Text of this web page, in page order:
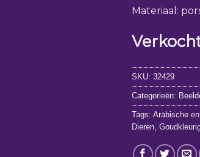
Materiaal:
SKU:32429
Categorieën:
Tags:Arabische
Dieren ,